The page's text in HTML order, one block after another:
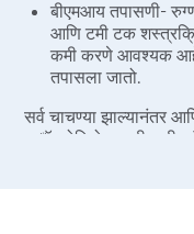
बीएमआय तपासणी-
आणि टमी टक
कमी करणे आवश्यक आहे
तपासला जातो.
सर्व चाचण्या झाल्यानंतर
अॅबडोमिनोप्लास्टीसाठी